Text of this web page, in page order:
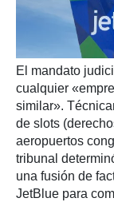
El mandato
cualquier
similar».
de slots
aeropuertos
tribunal
una fusión de
JetBlue para